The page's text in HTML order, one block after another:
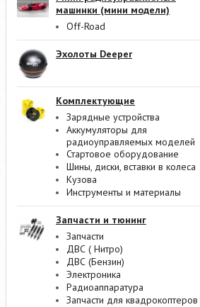
машинки (мини модели)
Off-Road
Эхолоты Deeper
Комплектующие
Зарядные устройства
Аккумуляторы для
радиоуправляемых моделей
Стартовое оборудование
Шины, диски, вставки в колеса
Кузова
Инструменты и материалы
Запчасти и тюнинг
Запчасти
ДВС ( Нитро)
ДВС (Бензин)
Электроника
Радиоаппаратура
Запчасти для квадрокоптеров